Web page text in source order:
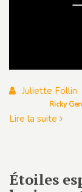
Juliette Follin
Ricky
Lire la suite
Étoiles